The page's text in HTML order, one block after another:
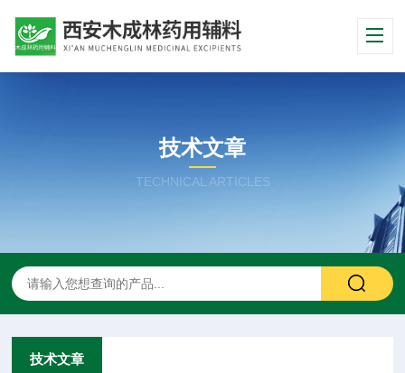
技术文章
TECHNICAL ARTICLES
技术文章